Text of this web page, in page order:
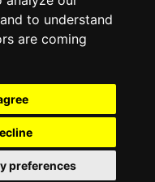
to understand
are coming
preferences
de
actualidad.
ser por capricho,
si serás capaz de
vida a tu nuevo
Contacto